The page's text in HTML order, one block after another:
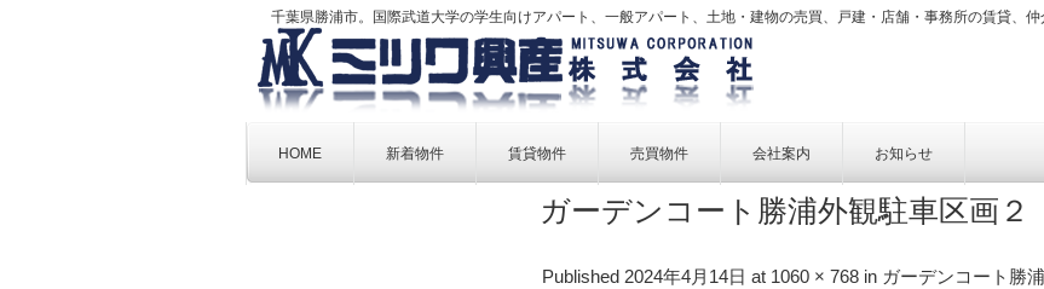
千葉県勝浦市。国際武道大学の学生向けアパート、一般アパート、土地・建物の売買、戸建・店舗・事務所の賃貸、仲
contentHOME 新着物件 賃貸物件
賃貸物件一覧
売買物件
売買物件一覧
会社案内
事業内容
お知らせ
ガーデンコート勝浦外観駐車区画２
Published 2024年4月14日 at 1060 × 768 in ガーデンコート勝